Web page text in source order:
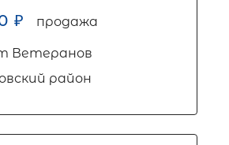
₽ продажа
Ветеранов
район